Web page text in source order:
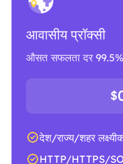
आवासीय प्रॉक्सी
औसत सफलता दर
$
देश/राज्य/शहर
HTTP/HTTPS/